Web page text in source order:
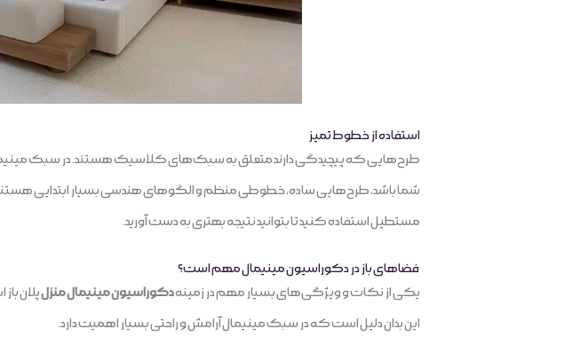
استفاده از خطوط تمیز
طرح‌هایی که پیچیدگی دارند متعلق به سبک‌های کلاسیک هستند. در سبک مینیمال
شما باشد، طرح‌هایی ساده، خطوطی منظم و الگوهای هندسی بسیار ابتدایی هستند.
مستطیل استفاده کنید تا بتوانید نتیجه بهتری به دست آورید.
فضاهای باز در دکوراسیون مینیمال مهم است؟
یکی از نکات و ویژگی‌های بسیار مهم در زمینهدکوراسیون مینیمال منزلپلان
این بدان دلیل است که در سبک مینیمال آرامش و راحتی بسیار اهمیت دارد.